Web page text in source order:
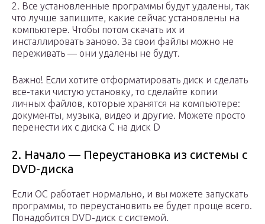
2. Все установленные программы будут удалены, так
что лучше запишите, какие сейчас установлены на
компьютере. Чтобы потом скачать их и
инсталлировать заново. За свои файлы можно не
переживать — они удалены не будут.
Важно! Если хотите отформатировать диск и сделать
все-таки чистую установку, то сделайте копии
личных файлов, которые хранятся на компьютере:
документы, музыка, видео и другие. Можете просто
перенести их с диска C на диск D
2. Начало — Переустановка из системы с
DVD-диска
Если ОС работает нормально, и вы можете запускать
программы, то переустановить ее будет проще всего.
Понадобится DVD-диск с системой.